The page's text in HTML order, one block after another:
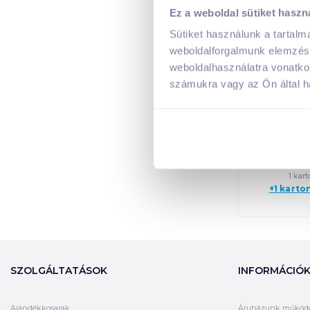
Ez a weboldal sütiket
Sütiket használunk a
weboldalforgalmunk
weboldalhasználatra
számukra vagy az Ön által
1
+1
SZOLGÁLTATÁSOK
Ajándékkosarak
INFORMÁCIÓK
Áruházunk